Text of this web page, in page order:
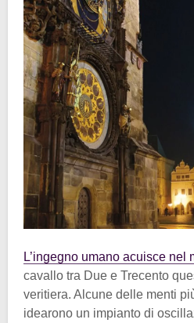
L’ingegno umano acuisce nel
cavallo tra Due e Trecento
veritiera. Alcune delle menti
idearono un impianto di